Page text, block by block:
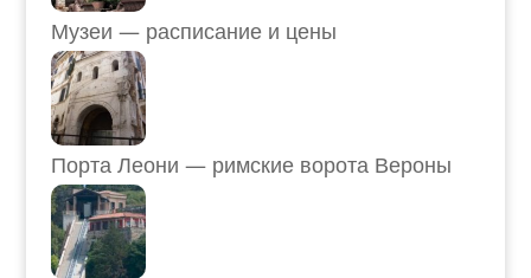
Музеи — расписание и цены
Порта Леони — римские ворота Вероны